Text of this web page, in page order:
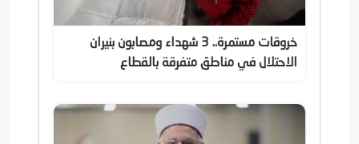
خروقات مستمرة.. 3 شهداء ومصابون بنيران
الاحتلال في مناطق متفرقة بالقطاع